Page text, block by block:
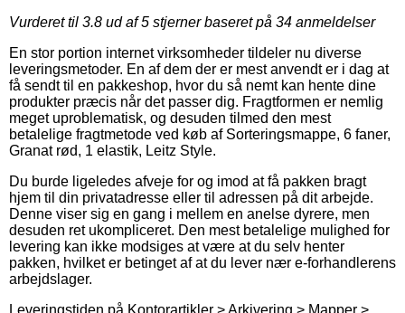
Vurderet til 3.8 ud af 5 stjerner baseret på 34 anmeldelser
En stor portion internet virksomheder tildeler nu diverse
leveringsmetoder. En af dem der er mest anvendt er i dag at
få sendt til en pakkeshop, hvor du så nemt kan hente dine
produkter præcis når det passer dig. Fragtformen er nemlig
meget uproblematisk, og desuden tilmed den mest
betalelige fragtmetode ved køb af Sorteringsmappe, 6 faner,
Granat rød, 1 elastik, Leitz Style.
Du burde ligeledes afveje for og imod at få pakken bragt
hjem til din privatadresse eller til adressen på dit arbejde.
Denne viser sig en gang i mellem en anelse dyrere, men
desuden ret ukompliceret. Den mest betalelige mulighed for
levering kan ikke modsiges at være at du selv henter
pakken, hvilket er betinget af at du lever nær e-forhandlerens
arbejdslager.
Leveringstiden på Kontorartikler > Arkivering > Mapper >